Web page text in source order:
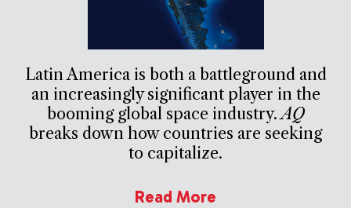
Latin America is both a battleground and
an increasingly significant player in the
booming global space industry.AQ
breaks down how countries are seeking
to capitalize.
Read More